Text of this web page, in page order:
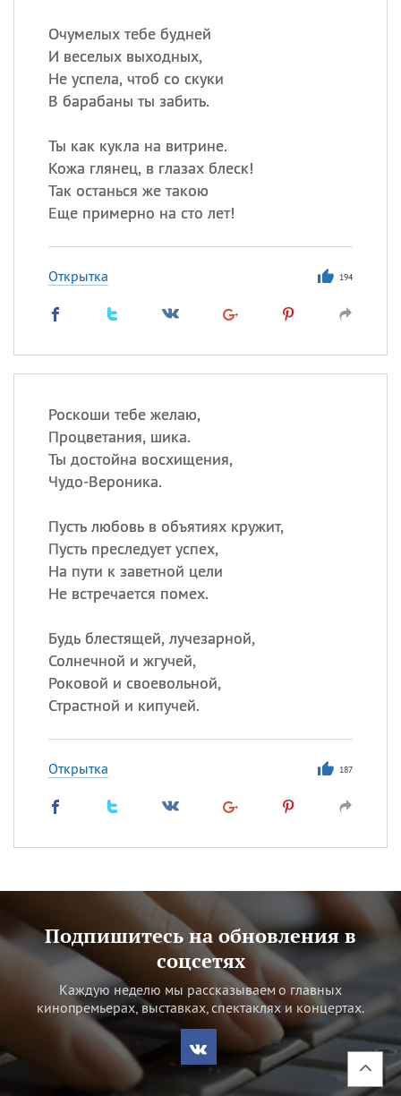
Очумелых тебе будней
И веселых выходных,
Не успела, чтоб со скуки
В барабаны ты забить.
Ты как кукла на витрине.
Кожа глянец, в глазах блеск!
Так останься же такою
Еще примерно на сто лет!
Открытка 194
Роскоши тебе желаю,
Процветания, шика.
Ты достойна восхищения,
Чудо-Вероника.
Пусть любовь в объятиях кружит,
Пусть преследует успех,
На пути к заветной цели
Не встречается помех.
Будь блестящей, лучезарной,
Солнечной и жгучей,
Роковой и своевольной,
Страстной и кипучей.
Открытка 187
Подпишитесь на обновления в
соцсетях
Каждую неделю мы рассказываем о главных
кинопремьерах, выставках, спектаклях и концертах.